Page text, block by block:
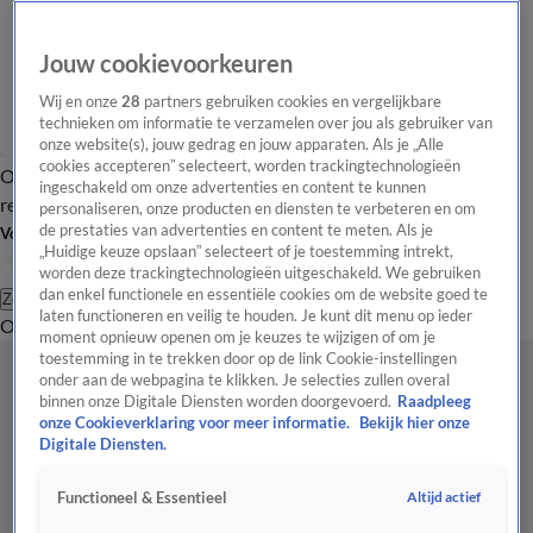
Overzicht Laatste nieuws Regionieuws Het beste van Hart
Tip de
redactie
Volg Hart van Nederland
Zoeken
OverzichtRegioUitzendingenWeerTip de redactiePanelVideo's
Jouw cookievoorkeuren
Wij en onze28 partners gebruiken cookies en vergelijkbare
technieken om informatie te verzamelen over jou als gebruiker van
onze website(s), jouw gedrag en jouw apparaten. Als je „Alle
cookies accepteren” selecteert, worden trackingtechnologieën
ingeschakeld om onze advertenties en content te kunnen
personaliseren, onze producten en diensten te verbeteren en om
de prestaties van advertenties en content te meten. Als je
„Huidige keuze opslaan” selecteert of je toestemming intrekt,
worden deze trackingtechnologieën uitgeschakeld. We gebruiken
dan enkel functionele en essentiële cookies om de website goed te
laten functioneren en veilig te houden. Je kunt dit menu op ieder
moment opnieuw openen om je keuzes te wijzigen of om je
toestemming in te trekken door op de link Cookie-instellingen
onder aan de webpagina te klikken. Je selecties zullen overal
binnen onze Digitale Diensten worden doorgevoerd. Raadpleeg
onze Cookieverklaring voor meer informatie.
Bekijk hier onze
Digitale Diensten.
Functioneel & Essentieel Altijd actief